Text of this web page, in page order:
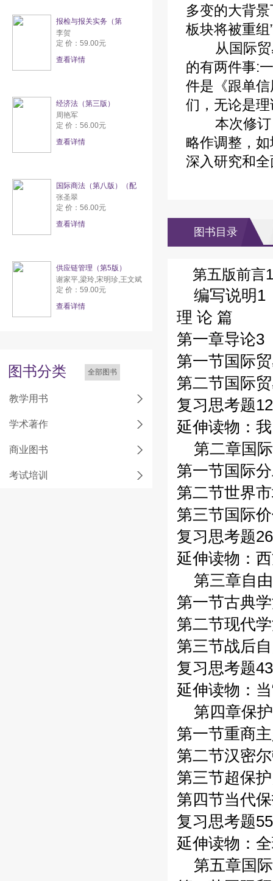
报检与报关实务（第
李贺
定 价：59.00元
查看详情
经济法（第三版）
周艳军
定 价：56.00元
查看详情
国际商法（第八版）（配
张圣翠
定 价：56.00元
查看详情
供应链管理（第5版）
谢家平,梁玲,宋明珍,王文斌
定 价：59.00元
查看详情
图书分类 全部图书
教学用书
学术著作
商业图书
考试培训
多变的大背
板块将被重
从国际贸易
的有两件事:
件是《跟单
们，无论是
本次修订，
略作调整，如
深入研究和
图书目录
第五版前言1
编写说明1
理 论 篇
第一章导论3
第一节国际
第二节国际
复习思考题12
延伸读物：
第二章国
第一节国际
第二节世界
第三节国际
复习思考题26
延伸读物：
第三章自
第一节古典
第二节现代
第三节战后
复习思考题43
延伸读物：当
第四章保
第一节重商
第二节汉密
第三节超保
第四节当代
复习思考题55
延伸读物：
第五章国